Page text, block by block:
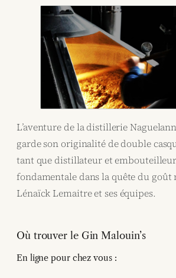
L’aventure de la distillerie
garde son originalité de double
tant que distillateur et
fondamentale dans la quête du goût
Lénaïck Lemaitre et ses équipes.
Où trouver le Gin Malouin’s
En ligne pour chez vous :